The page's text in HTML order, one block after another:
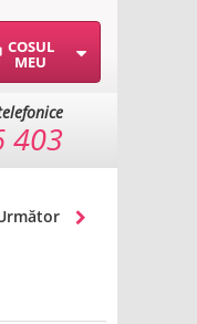
COSUL
MEU
403